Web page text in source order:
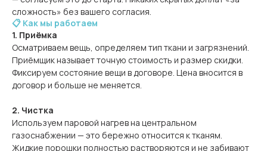
сложность» без вашего согласия.
📋 Как мы работаем
1. Приёмка
Осматриваем вещь, определяем тип ткани и загрязнений.
Приёмщик называет точную стоимость и размер скидки.
Фиксируем состояние вещи в договоре. Цена вносится в
договор и больше не меняется.
2. Чистка
Используем паровой нагрев на центральном
газоснабжении — это бережно относится к тканям.
Жидкие порошки полностью растворяются и не забивают